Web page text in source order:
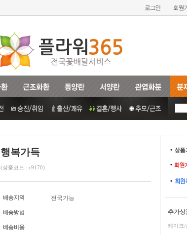
행복가득
(상품코드 : c9170)
전국가능
추가상
케이크/